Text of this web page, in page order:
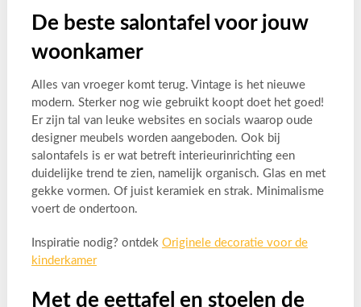
De beste salontafel voor jouw
woonkamer
Alles van vroeger komt terug. Vintage is het nieuwe
modern. Sterker nog wie gebruikt koopt doet het goed!
Er zijn tal van leuke websites en socials waarop oude
designer meubels worden aangeboden. Ook bij
salontafels is er wat betreft interieurinrichting een
duidelijke trend te zien, namelijk organisch. Glas en met
gekke vormen. Of juist keramiek en strak. Minimalisme
voert de ondertoon.
Inspiratie nodig? ontdek Originele decoratie voor de
kinderkamer
Met de eettafel en stoelen de